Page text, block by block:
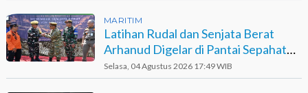
MARITIM
Latihan Rudal dan Senjata Berat
Arhanud Digelar di Pantai Sepahat
Bengkalis
Selasa, 04 Agustus 2026 17:49 WIB